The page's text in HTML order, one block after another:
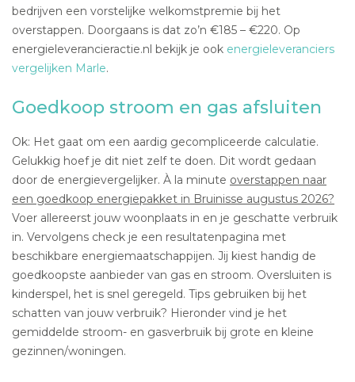
bedrijven een vorstelijke welkomstpremie bij het
overstappen. Doorgaans is dat zo’n €185 – €220. Op
energieleverancieractie.nl bekijk je ook energieleveranciers
vergelijken Marle.
Goedkoop stroom en gas afsluiten
Ok: Het gaat om een aardig gecompliceerde calculatie.
Gelukkig hoef je dit niet zelf te doen. Dit wordt gedaan
door de energievergelijker. À la minute overstappen naar
een goedkoop energiepakket in Bruinisse augustus 2026?
Voer allereerst jouw woonplaats in en je geschatte verbruik
in. Vervolgens check je een resultatenpagina met
beschikbare energiemaatschappijen. Jij kiest handig de
goedkoopste aanbieder van gas en stroom. Oversluiten is
kinderspel, het is snel geregeld. Tips gebruiken bij het
schatten van jouw verbruik? Hieronder vind je het
gemiddelde stroom- en gasverbruik bij grote en kleine
gezinnen/woningen.